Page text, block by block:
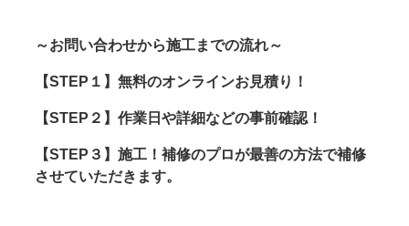
～お問い合わせから施工までの流れ～
【STEP１】無料のオンラインお見積り！
【STEP２】作業日や詳細などの事前確認！
【STEP３】施工！補修のプロが最善の方法で補修
させていただきます。